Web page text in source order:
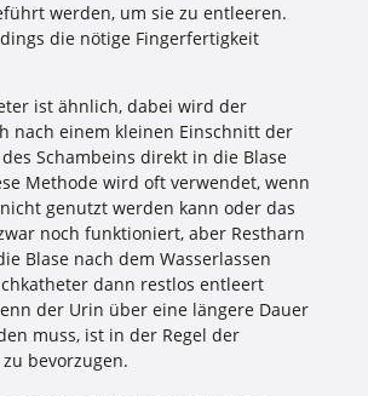
werden, um sie zu entleeren.
die nötige Fingerfertigkeit
ist ähnlich, dabei wird der
nach einem kleinen Einschnitt der
Schambeins direkt in die Blase
Methode wird oft verwendet, wenn
genutzt werden kann oder das
noch funktioniert, aber Restharn
Blase nach dem Wasserlassen
dann restlos entleert
der Urin über eine längere Dauer
muss, ist in der Regel der
bevorzugen.